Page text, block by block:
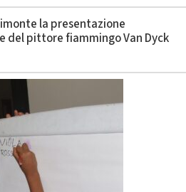
la presentazione
del pittore fiammingo Van Dyck